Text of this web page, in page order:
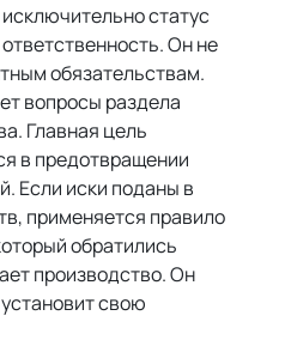
статус
Он не
обязательствам.
вопросы раздела
Главная цель
в предотвращении
Если иски поданы в
применяется правило
обратились
производство. Он
свою